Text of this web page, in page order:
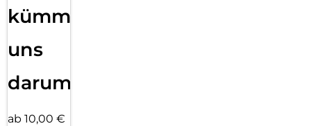
kümmern
uns
darum!
ab 10,00 €